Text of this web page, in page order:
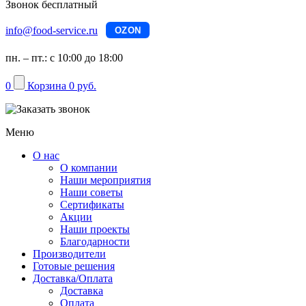
Звонок бесплатный
info@food-service.ru OZON
пн. – пт.: с 10:00 до 18:00
0 Корзина 0 руб.
Меню
О нас
О компании
Наши мероприятия
Наши советы
Сертификаты
Акции
Наши проекты
Благодарности
Производители
Готовые решения
Доставка/Оплата
Доставка
Оплата